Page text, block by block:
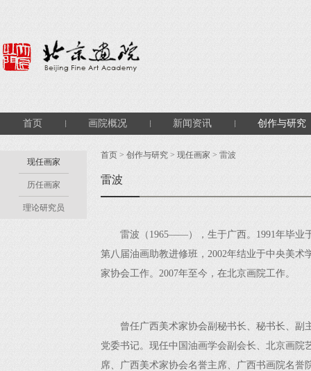
首页 画院概况 新闻资讯 创作与研究
现任画家
历任画家
理论研究员
首页 > 创作与研究 > 现任画家 > 雷波
雷波
雷波（1965——），生于广西。1991年毕业
第八届油画助教进修班，2002年结业于中央美
家协会工作。2007年至今，在北京画院工作。
曾任广西美术家协会副秘书长、秘书长、
党委书记。现任中国油画学会副会长、北京画
席、广西美术家协会名誉主席、广西书画院名